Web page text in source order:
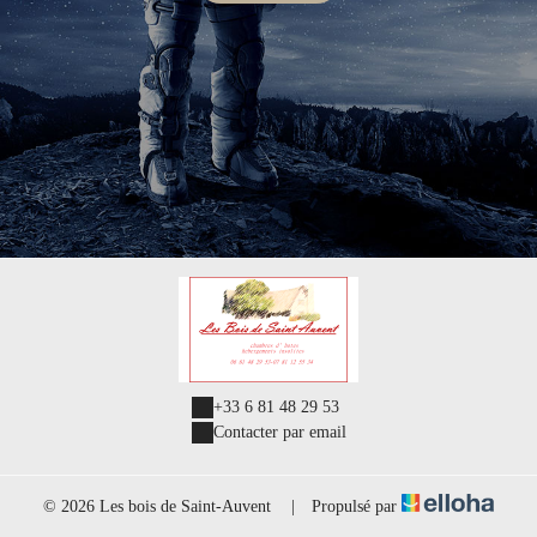
+33 6 81 48 29 53
Contacter par email
© 2026 Les bois de Saint-Auvent Propulsé par